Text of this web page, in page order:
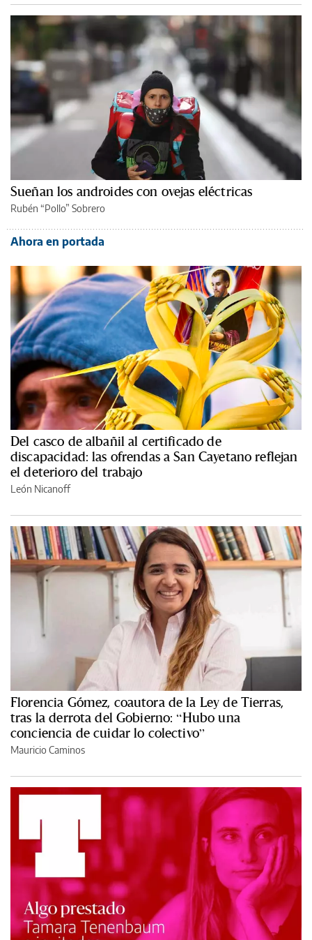
Sueñan los androides con ovejas eléctricas
Rubén “Pollo” Sobrero
Ahora en portada
Del casco de albañil al certificado de
discapacidad: las ofrendas a San Cayetano reflejan
el deterioro del trabajo
León Nicanoff
Florencia Gómez, coautora de la Ley de Tierras,
tras la derrota del Gobierno: “Hubo una
conciencia de cuidar lo colectivo”
Mauricio Caminos